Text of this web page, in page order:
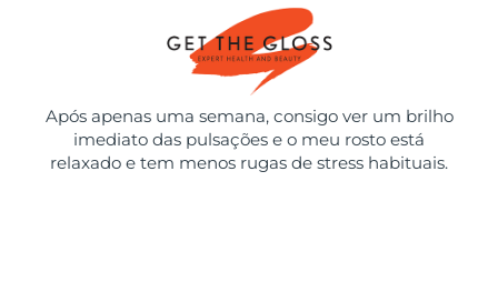
Após apenas uma semana, consigo ver um brilho
imediato das pulsações e o meu rosto está
relaxado e tem menos rugas de stress habituais.